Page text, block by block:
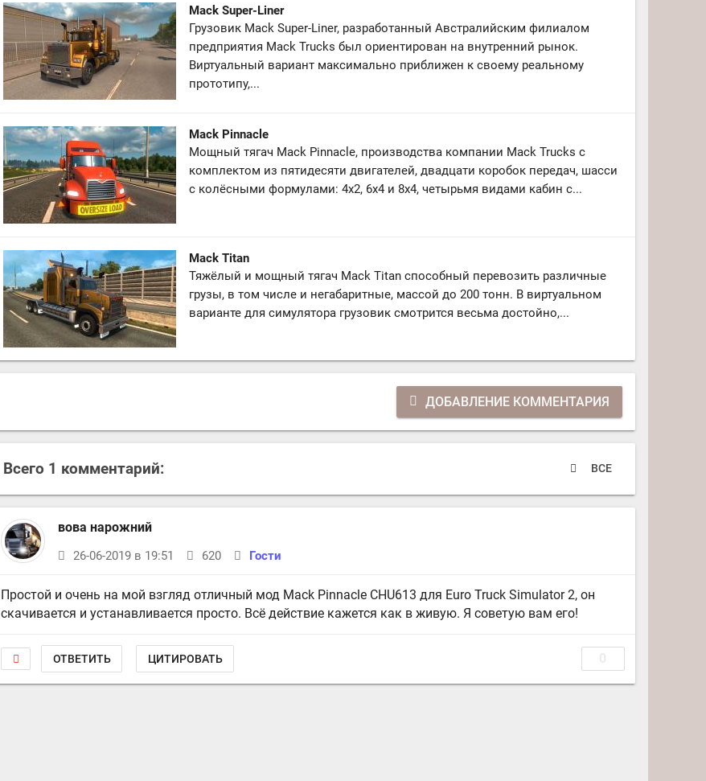
Mack Super-Liner
Грузовик Mack Super-Liner, разработанный Австралийским филиалом
предприятия Mack Trucks был ориентирован на внутренний рынок.
Виртуальный вариант максимально приближен к своему реальному
прототипу,...
Mack Pinnacle
Мощный тягач Mack Pinnacle, производства компании Mack Trucks с
комплектом из пятидесяти двигателей, двадцати коробок передач, шасси
с колёсными формулами: 4x2, 6x4 и 8x4, четырьмя видами кабин с...
Mack Titan
Тяжёлый и мощный тягач Mack Titan способный перевозить различные
грузы, в том числе и негабаритные, массой до 200 тонн. В виртуальном
варианте для симулятора грузовик смотрится весьма достойно,...
ДОБАВЛЕНИЕ КОММЕНТАРИЯ
Всего 1 комментарий: ВСЕ
вова нарожний
26-06-2019 в 19:51 620 Гости
Простой и очень на мой взгляд отличный мод Mack Pinnacle CHU613 для Euro Truck Simulator 2, он
скачивается и устанавливается просто. Всё действие кажется как в живую. Я советую вам его!
ОТВЕТИТЬ ЦИТИРОВАТЬ